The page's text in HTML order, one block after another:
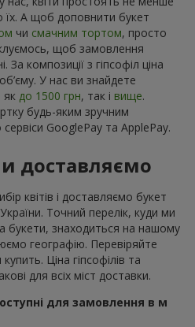
їх. А щоб доповнити букет
чи смачним тортом, просто
щоб замовлення
За композиції з гіпсофіл ціна
У нас ви знайдете
як до 1500 грн, так і вище.
будь-яким зручним
GooglePay та ApplePay.
доставляємо
квітів і доставляємо букет
Точний перелік, куди ми
букети, знаходиться на нашому
географію. Перевіряйте
Ціна гіпсофілів та
для всіх міст доставки.
для замовлення в м